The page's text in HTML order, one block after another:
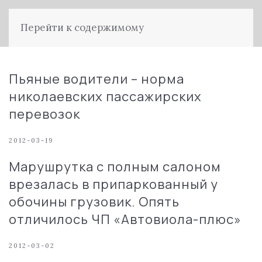
Перейти к содержимому
Пьяные водители – норма
николаевских пассажирских
перевозок
2012-03-19
Марушрутка с полным салоном
врезалась в припаркованный у
обочины грузовик. Опять
отличилось ЧП «Автовиола-плюс»
2012-03-02